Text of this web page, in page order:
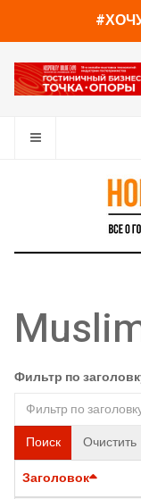
Фильтр по
Поиск Очистить
Заголовок